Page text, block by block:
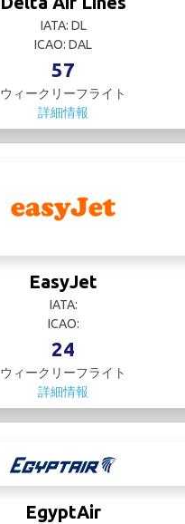
IATA: DL
ICAO: DAL
57
ウィークリーフライト
詳細情報
EasyJet
IATA:
ICAO:
24
ウィークリーフライト
詳細情報
EgyptAir